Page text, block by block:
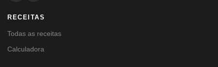
RECEITAS
Todas as receitas
Calculadora